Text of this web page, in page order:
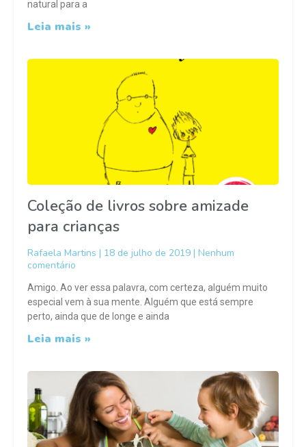
natural para a
Leia mais »
Coleção de livros sobre amizade
para crianças
Rafaela Martins 18 de julho de 2019
Nenhum
comentário
Amigo. Ao ver essa palavra, com certeza, alguém muito
especial vem à sua mente. Alguém que está sempre
perto, ainda que de longe e ainda
Leia mais »